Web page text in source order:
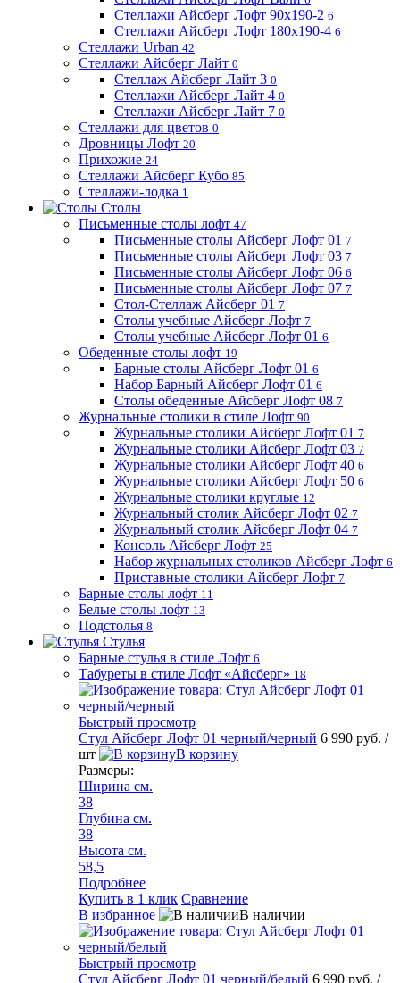
Стеллажи Айсберг Лофт 90х190-2 6
Стеллажи Айсберг Лофт 180х190-4 6
Стеллажи Urban 42
Стеллажи Айсберг Лайт 0
Стеллаж Айсберг Лайт 3 0
Стеллажи Айсберг Лайт 4 0
Стеллажи Айсберг Лайт 7 0
Стеллажи для цветов 0
Дровницы Лофт 20
Прихожие 24
Стеллажи Айсберг Кубо 85
Стеллажи-лодка 1
Столы
Письменные столы лофт 47
Письменные столы Айсберг Лофт 01 7
Письменные столы Айсберг Лофт 03 7
Письменные столы Айсберг Лофт 06 6
Письменные столы Айсберг Лофт 07 7
Стол-Стеллаж Айсберг 01 7
Столы учебные Айсберг Лофт 7
Столы учебные Айсберг Лофт 01 6
Обеденные столы лофт 19
Барные столы Айсберг Лофт 01 6
Набор Барный Айсберг Лофт 01 6
Столы обеденные Айсберг Лофт 08 7
Журнальные столики в стиле Лофт 90
Журнальные столики Айсберг Лофт 01 7
Журнальные столики Айсберг Лофт 03 7
Журнальные столики Айсберг Лофт 40 6
Журнальные столики Айсберг Лофт 50 6
Журнальные столики круглые 12
Журнальный столик Айсберг Лофт 02 7
Журнальный столик Айсберг Лофт 04 7
Консоль Айсберг Лофт 25
Набор журнальных столиков Айсберг Лофт 6
Приставные столики Айсберг Лофт 7
Барные столы лофт 11
Белые столы лофт 13
Подстолья 8
Стулья
Барные стулья в стиле Лофт 6
Табуреты в стиле Лофт «Айсберг» 18
Быстрый просмотр
Стул Айсберг Лофт 01 черный/черный 6 990 руб. /
шт
В корзину
Размеры:
Ширина см.
38
Глубина см.
38
Высота см.
58,5
Подробнее
Купить в 1 клик Сравнение
В избранное
В наличии
Быстрый просмотр
Стул Айсберг Лофт 01 черный/белый 6 990 руб. /